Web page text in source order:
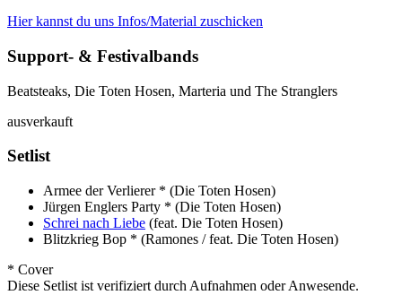
Hier kannst du uns Infos/Material zuschicken
Support- & Festivalbands
Beatsteaks, Die Toten Hosen, Marteria und The Stranglers
ausverkauft
Setlist
Armee der Verlierer * (Die Toten Hosen)
Jürgen Englers Party * (Die Toten Hosen)
Schrei nach Liebe (feat. Die Toten Hosen)
Blitzkrieg Bop * (Ramones / feat. Die Toten Hosen)
* Cover
Diese Setlist ist verifiziert durch Aufnahmen oder Anwesende.